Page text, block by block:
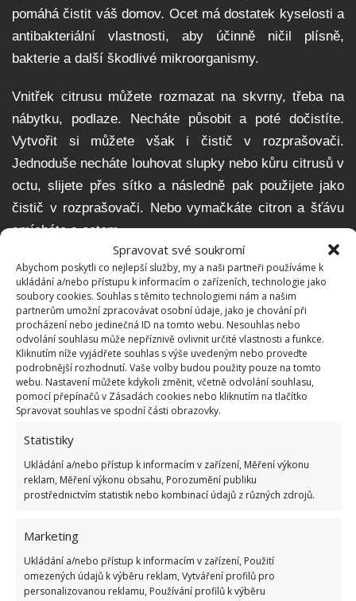
Spravovat své soukromí
Abychom poskytli co nejlepší služby, my a naši partneři používáme k
ukládání a/nebo přístupu k informacím o zařízeních, technologie jako
soubory cookies. Souhlas s těmito technologiemi nám a našim
partnerům umožní zpracovávat osobní údaje, jako je chování při
procházení nebo jedinečná ID na tomto webu. Nesouhlas nebo
odvolání souhlasu může nepříznivě ovlivnit určité vlastnosti a funkce.
Kliknutím níže vyjádřete souhlas s výše uvedeným nebo proveďte
podrobnější rozhodnutí. Vaše volby budou použity pouze na tomto
webu. Nastavení můžete kdykoli změnit, včetně odvolání souhlasu,
pomocí přepínačů v Zásadách cookies nebo kliknutím na tlačítko
Spravovat souhlas ve spodní části obrazovky.
Statistiky
Ukládání a/nebo přístup k informacím v zařízení, Měření výkonu
reklam, Měření výkonu obsahu, Porozumění publiku
prostřednictvím statistik nebo kombinací údajů z různých zdrojů.
Marketing
Ukládání a/nebo přístup k informacím v zařízení, Použití
omezených údajů k výběru reklam, Vytváření profilů pro
personalizovanou reklamu, Používání profilů k výběru
pomáhá čistit váš domov. Ocet má dostatek kyselosti a
antibakteriální vlastnosti, aby účinně ničil plísně,
bakterie a další škodlivé mikroorganismy.
Vnitřek citrusu můžete rozmazat na skvrny, třeba na
nábytku, podlaze. Necháte působit a poté dočistíte.
Vytvořit si můžete však i čistič v rozprašovači.
Jednoduše necháte louhovat slupky nebo kůru citrusů v
octu, slijete přes sítko a následně pak použijete jako
čistič v rozprašovači. Nebo vymačkáte citron a šťávu
smícháte s octem.
4 silní pomocníci na fleky a celkový
úklid
Jedlá soda
Ocet
Peroxid vodíku
Citron
Obrázky: vacfaqs, decoist